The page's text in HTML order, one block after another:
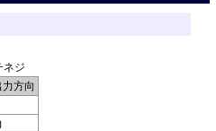
ネジ
力方向